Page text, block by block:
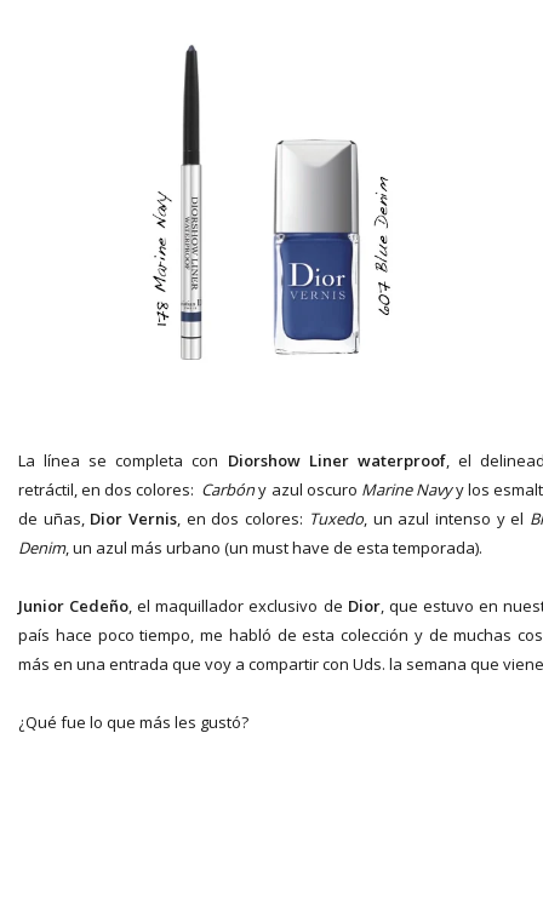
La línea se completa con Diorshow Liner waterproof, el
retráctil, en dos colores: Carbóny azul oscuro Marine Navyy los
de uñas, Dior Vernis, en dos colores: Tuxedo, un azul intenso y el
Denim, un azul más urbano (un must have de esta temporada).
Junior Cedeño, el maquillador exclusivo de Dior, que estuvo en
país hace poco tiempo, me habló de esta colección y de muchas
más en una entrada que voy a compartir con Uds. la semana que
¿Qué fue lo que más les gustó?